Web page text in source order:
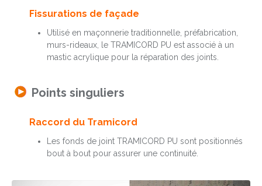
Fissurations de façade
Utilisé en maçonnerie traditionnelle, préfabrication,
murs-rideaux, le TRAMICORD PU est associé à un
mastic acrylique pour la réparation des joints.
Points singuliers
Raccord du Tramicord
Les fonds de joint TRAMICORD PU sont positionnés
bout à bout pour assurer une continuité.